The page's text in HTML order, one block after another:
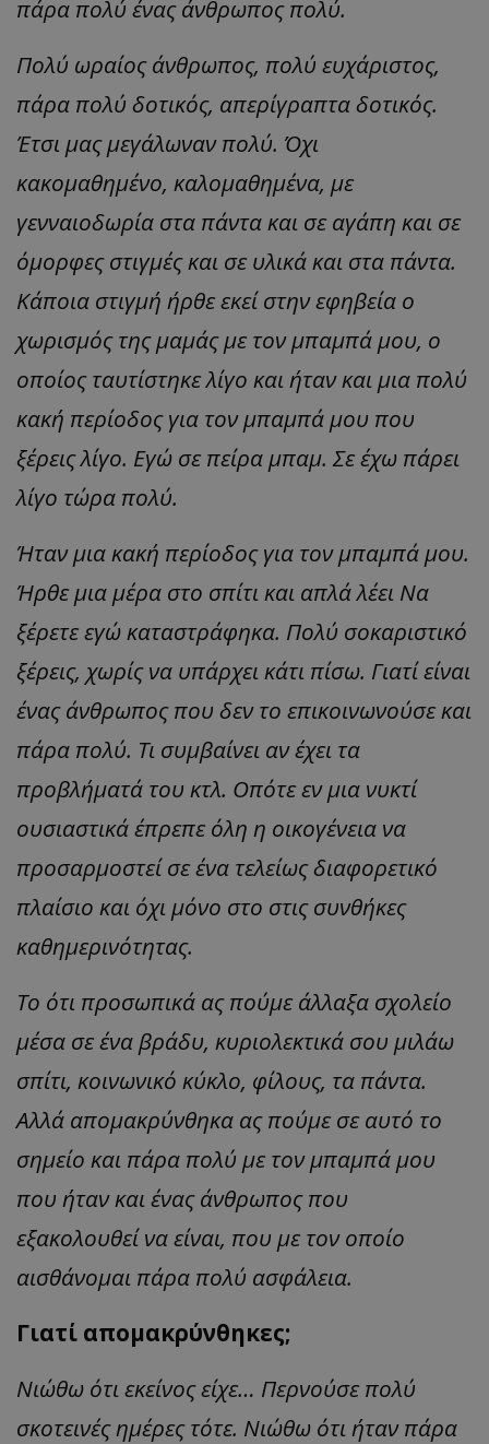
πάρα πολύ ένας άνθρωπος πολύ.
Πολύ ωραίος άνθρωπος, πολύ ευχάριστος,
πάρα πολύ δοτικός, απερίγραπτα δοτικός.
Έτσι μας μεγάλωναν πολύ. Όχι
κακομαθημένο, καλομαθημένα, με
γενναιοδωρία στα πάντα και σε αγάπη και σε
όμορφες στιγμές και σε υλικά και στα πάντα.
Κάποια στιγμή ήρθε εκεί στην εφηβεία ο
χωρισμός της μαμάς με τον μπαμπά μου, ο
οποίος ταυτίστηκε λίγο και ήταν και μια πολύ
κακή περίοδος για τον μπαμπά μου που
ξέρεις λίγο. Εγώ σε πείρα μπαμ. Σε έχω πάρει
λίγο τώρα πολύ.
Ήταν μια κακή περίοδος για τον μπαμπά μου.
Ήρθε μια μέρα στο σπίτι και απλά λέει Να
ξέρετε εγώ καταστράφηκα. Πολύ σοκαριστικό
ξέρεις, χωρίς να υπάρχει κάτι πίσω. Γιατί είναι
ένας άνθρωπος που δεν το επικοινωνούσε και
πάρα πολύ. Τι συμβαίνει αν έχει τα
προβλήματά του κτλ. Οπότε εν μια νυκτί
ουσιαστικά έπρεπε όλη η οικογένεια να
προσαρμοστεί σε ένα τελείως διαφορετικό
πλαίσιο και όχι μόνο στο στις συνθήκες
καθημερινότητας.
Το ότι προσωπικά ας πούμε άλλαξα σχολείο
μέσα σε ένα βράδυ, κυριολεκτικά σου μιλάω
σπίτι, κοινωνικό κύκλο, φίλους, τα πάντα.
Αλλά απομακρύνθηκα ας πούμε σε αυτό το
σημείο και πάρα πολύ με τον μπαμπά μου
που ήταν και ένας άνθρωπος που
εξακολουθεί να είναι, που με τον οποίο
αισθάνομαι πάρα πολύ ασφάλεια.
Γιατί απομακρύνθηκες;
Νιώθω ότι εκείνος είχε… Περνούσε πολύ
σκοτεινές ημέρες τότε. Νιώθω ότι ήταν πάρα